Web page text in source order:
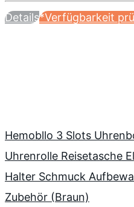
Details*Verfügbarkeit
Hemobllo 3 Slots
Uhrenrolle Reisetasche
Halter Schmuck
Zubehör (Braun)